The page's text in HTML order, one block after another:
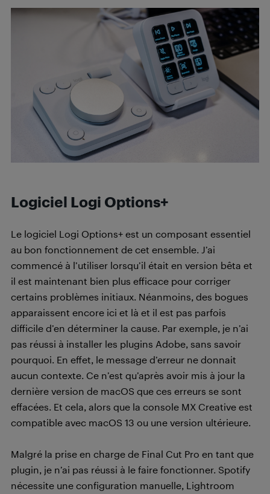
Logiciel Logi Options+
Le logiciel Logi Options+ est un composant essentiel
au bon fonctionnement de cet ensemble. J’ai
commencé à l’utiliser lorsqu’il était en version bêta et
il est maintenant bien plus efficace pour corriger
certains problèmes initiaux. Néanmoins, des bogues
apparaissent encore ici et là et il est pas parfois
difficile d’en déterminer la cause. Par exemple, je n’ai
pas réussi à installer les plugins Adobe, sans savoir
pourquoi. En effet, le message d’erreur ne donnait
aucun contexte. Ce n’est qu’après avoir mis à jour la
dernière version de macOS que ces erreurs se sont
effacées. Et cela, alors que la console MX Creative est
compatible avec macOS 13 ou une version ultérieure.
Malgré la prise en charge de Final Cut Pro en tant que
plugin, je n’ai pas réussi à le faire fonctionner. Spotify
nécessite une configuration manuelle, Lightroom